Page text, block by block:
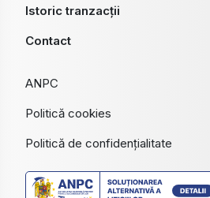
Istoric tranzacții
Contact
ANPC
Politică cookies
Politică de confidențialitate